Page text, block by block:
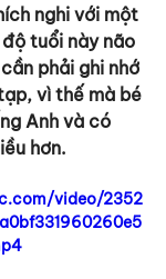
nghi với một
tuổi này não
phải ghi nhớ
vì thế mà bé
Anh và có
hơn.
video/2352